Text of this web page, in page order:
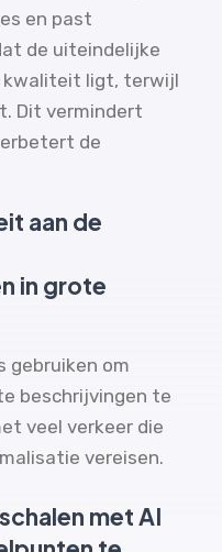
en past
de uiteindelijke
kwaliteit ligt, terwijl
Dit vermindert
de
aan de
in grote
gebruiken om
beschrijvingen te
veel verkeer die
vereisen.
met AI